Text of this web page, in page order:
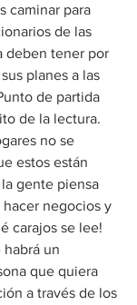
caminar para
de las
deben tener por
planes a las
de partida
de la lectura.
no se
estos están
gente piensa
negocios y
carajos se lee!
habrá un
que quiera
a través de los